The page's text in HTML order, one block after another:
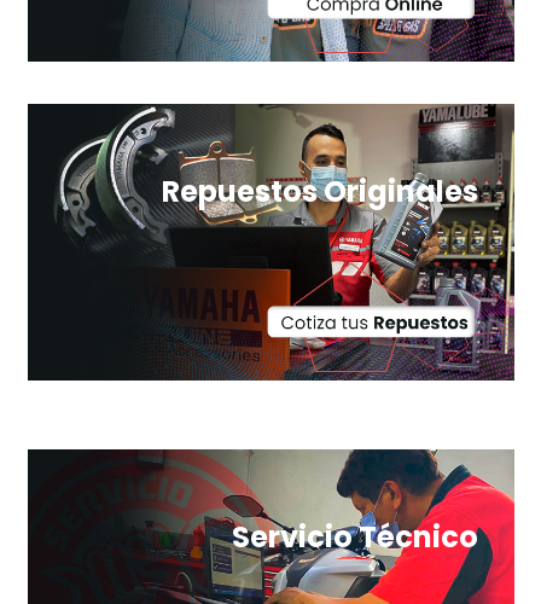
Repuestos Originales
Servicio Técnico